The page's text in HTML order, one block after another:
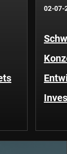
02-07-